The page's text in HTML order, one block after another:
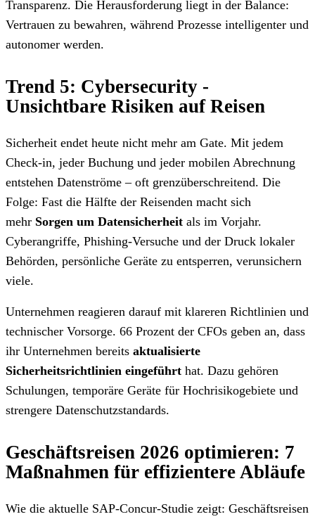
Transparenz. Die Herausforderung liegt in der Balance:
Vertrauen zu bewahren, während Prozesse intelligenter und
autonomer werden.
Trend 5: Cybersecurity -
Unsichtbare Risiken auf Reisen
Sicherheit endet heute nicht mehr am Gate. Mit jedem
Check-in, jeder Buchung und jeder mobilen Abrechnung
entstehen Datenströme – oft grenzüberschreitend. Die
Folge: Fast die Hälfte der Reisenden macht sich
mehr Sorgen um Datensicherheit als im Vorjahr.
Cyberangriffe, Phishing-Versuche und der Druck lokaler
Behörden, persönliche Geräte zu entsperren, verunsichern
viele.
Unternehmen reagieren darauf mit klareren Richtlinien und
technischer Vorsorge. 66 Prozent der CFOs geben an, dass
ihr Unternehmen bereits aktualisierte
Sicherheitsrichtlinien eingeführt hat. Dazu gehören
Schulungen, temporäre Geräte für Hochrisikogebiete und
strengere Datenschutzstandards.
Geschäftsreisen 2026 optimieren: 7
Maßnahmen für effizientere Abläufe
Wie die aktuelle SAP-Concur-Studie zeigt: Geschäftsreisen